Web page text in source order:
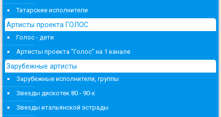
Татарские исполнители
Артисты проекта ГОЛОС
Голос - дети
Артисты проекта "Голос" на 1 канале
Зарубежные артисты
Зарубежные исполнители, группы
Звезды дискотек 80 - 90-х
Звезды итальянской эстрады